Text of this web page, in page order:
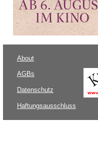
About
AGBs
Datenschutz
Haftungsausschluss